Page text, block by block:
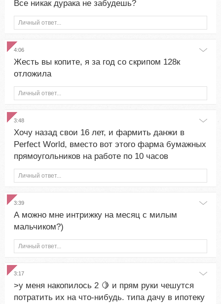
Все никак дурака не забудешь?
Личный ответ...
4:06
Жесть вы копите, я за год со скрипом 128к
отложила
Личный ответ...
3:48
Хочу назад свои 16 лет, и фармить данжи в
Perfect World, вместо вот этого фарма бумажных
прямоугольников на работе по 10 часов
Личный ответ...
3:39
А можно мне интрижку на месяц с милым
мальчиком?)
Личный ответ...
3:17
>у меня накопилось 2 🍋 и прям руки чешутся
потратить их на что-нибудь. типа дачу в ипотеку